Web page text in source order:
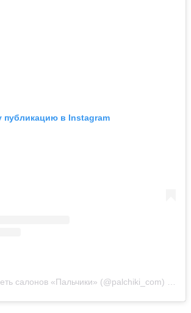
публикацию в Instagram
салонов «Пальчики» (@palchiki_com)